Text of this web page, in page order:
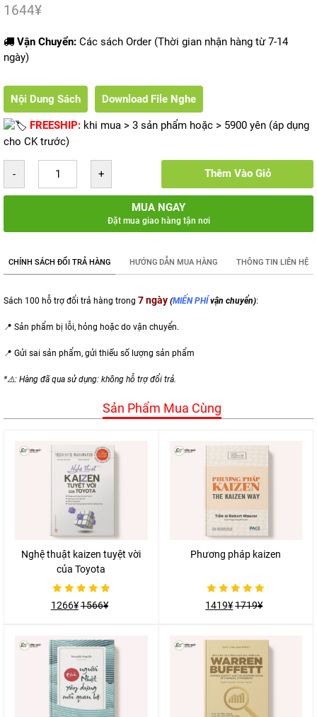
1644¥
Vận Chuyển: Các sách Order (Thời gian nhận hàng từ 7-14
ngày)
Nội Dung Sách Download File Nghe
FREESHIP: khi mua > 3 sản phẩm hoặc > 5900 yên (áp dụng
cho CK trước)
Thêm Vào Giỏ
MUA NGAY
Đặt mua giao hàng tận nơi
CHÍNH SÁCH ĐỔI TRẢ HÀNG HƯỚNG DẪN MUA HÀNG THÔNG TIN LIÊN HỆ
Sách 100 hỗ trợ đổi trả hàng trong 7 ngày (MIẾN PHÍvận chuyển):
📍 Sản phẩm bị lỗi, hỏng hoặc do vận chuyển.
📍 Gửi sai sản phẩm, gửi thiếu số lượng sản phẩm
*⚠️: Hàng đã qua sử dụng: không hỗ trợ đổi trả.
Sản Phẩm Mua Cùng
Nghệ thuật kaizen tuyệt vời
của Toyota
Được
xếp
sao
1266¥1566¥
Phương pháp kaizen
Được
xếp
1419¥ 1719¥